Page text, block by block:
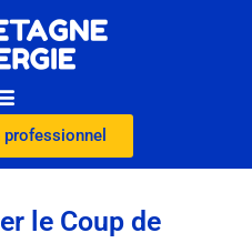
le Coup de